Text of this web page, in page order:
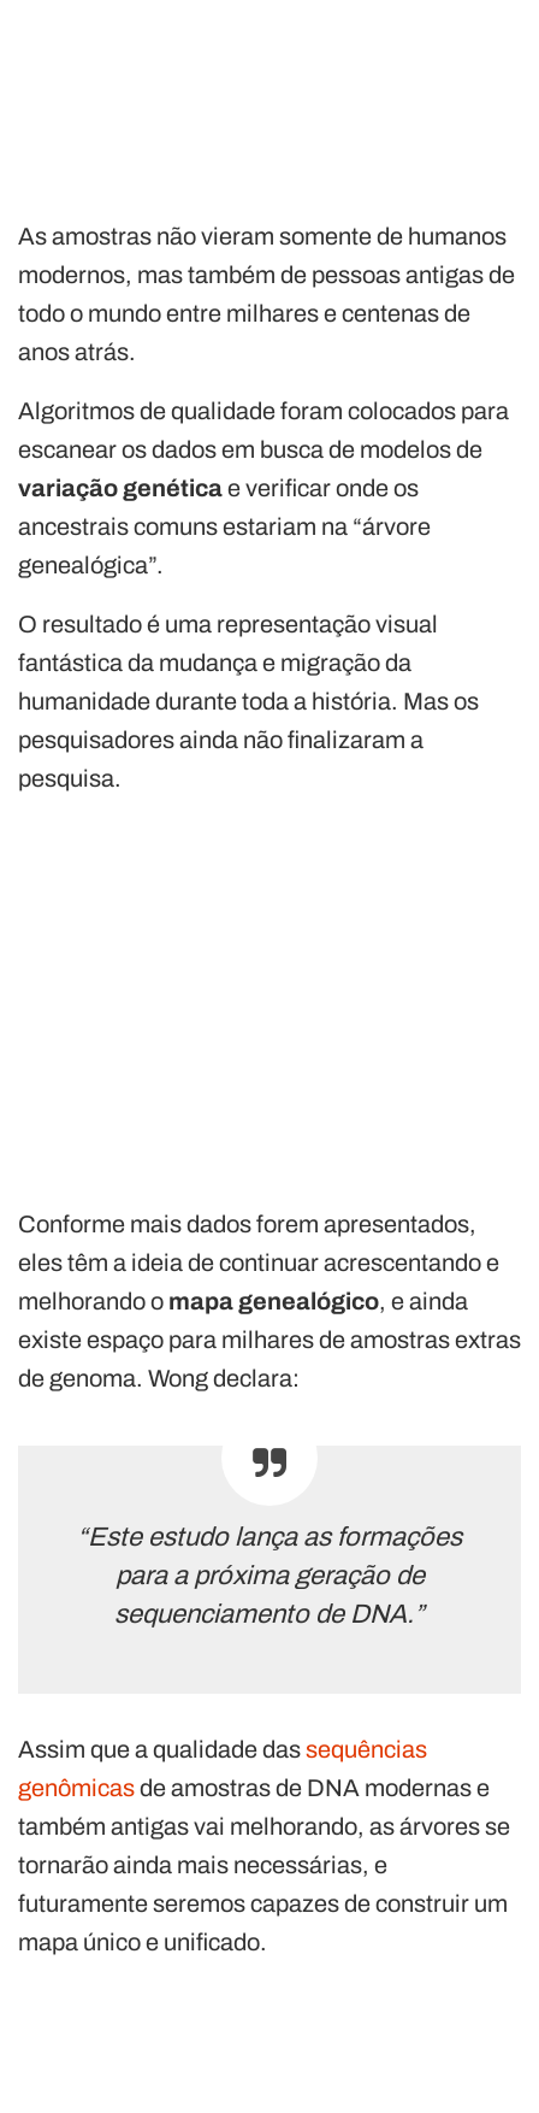
As amostras não vieram somente de humanos
modernos, mas também de pessoas antigas de
todo o mundo entre milhares e centenas de
anos atrás.
Algoritmos de qualidade foram colocados para
escanear os dados em busca de modelos de
variação genéticae verificar onde os
ancestrais comuns estariam na “árvore
genealógica”.
O resultado é uma representação visual
fantástica da mudança e migração da
humanidade durante toda a história. Mas os
pesquisadores ainda não finalizaram a
pesquisa.
Conforme mais dados forem apresentados,
eles têm a ideia de continuar acrescentando e
melhorando o mapa genealógico, e ainda
existe espaço para milhares de amostras extras
de genoma. Wong declara:
“Este estudo lança as formações
para a próxima geração de
sequenciamento de DNA.”
Assim que a qualidade dassequências
genômicasde amostras de DNA modernas e
também antigas vai melhorando, as árvores se
tornarão ainda mais necessárias, e
futuramente seremos capazes de construir um
mapa único e unificado.